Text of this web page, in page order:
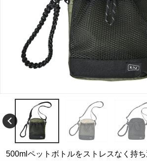
500mlペットボトルをストレスなく持